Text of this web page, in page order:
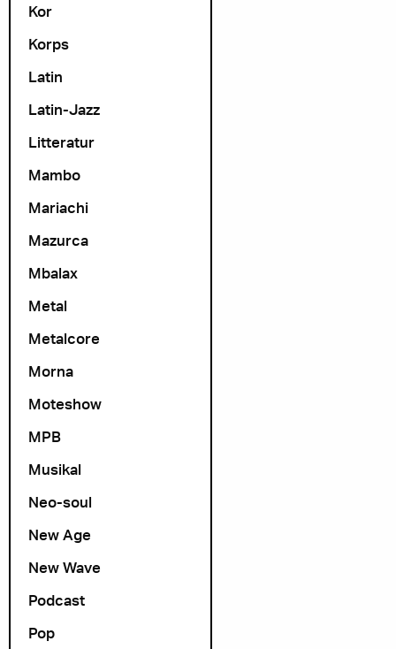
Kor
Korps
Latin
Latin-Jazz
Litteratur
Mambo
Mariachi
Mazurca
Mbalax
Metal
Metalcore
Morna
Moteshow
MPB
Musikal
Neo-soul
New Age
New Wave
Podcast
Pop